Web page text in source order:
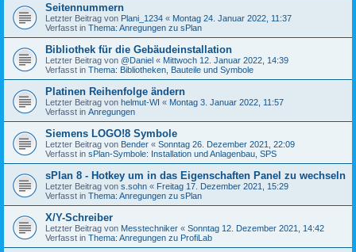
Seitennummern
Letzter Beitrag von Plani_1234 « Montag 24. Januar 2022, 11:37
Verfasst in Thema: Anregungen zu sPlan
Bibliothek für die Gebäudeinstallation
Letzter Beitrag von @Daniel « Mittwoch 12. Januar 2022, 14:39
Verfasst in Thema: Bibliotheken, Bauteile und Symbole
Platinen Reihenfolge ändern
Letzter Beitrag von helmut-WI « Montag 3. Januar 2022, 11:57
Verfasst in Anregungen
Siemens LOGO!8 Symbole
Letzter Beitrag von Bender « Sonntag 26. Dezember 2021, 22:09
Verfasst in sPlan-Symbole: Installation und Anlagenbau, SPS
sPlan 8 - Hotkey um in das Eigenschaften Panel zu wechseln
Letzter Beitrag von s.sohn « Freitag 17. Dezember 2021, 15:29
Verfasst in Thema: Anregungen zu sPlan
X/Y-Schreiber
Letzter Beitrag von Messtechniker « Sonntag 12. Dezember 2021, 14:42
Verfasst in Thema: Anregungen zu ProfiLab